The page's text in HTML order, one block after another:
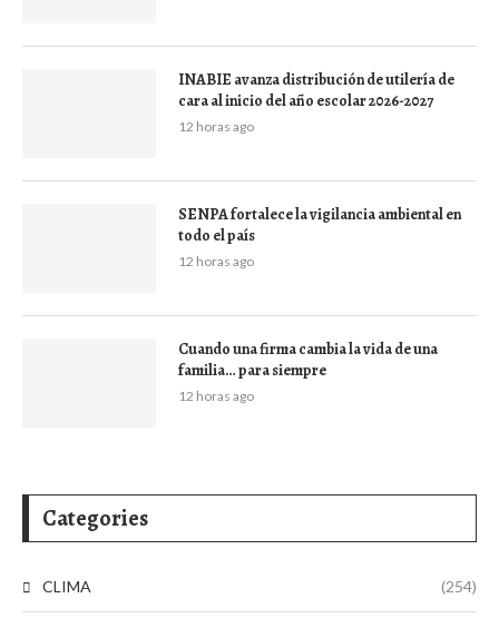
INABIE avanza distribución de utilería de
cara al inicio del año escolar 2026-2027
12 horas ago
SENPA fortalece la vigilancia ambiental en
todo el país
12 horas ago
Cuando una firma cambia la vida de una
familia… para siempre
12 horas ago
Categories
CLIMA (254)